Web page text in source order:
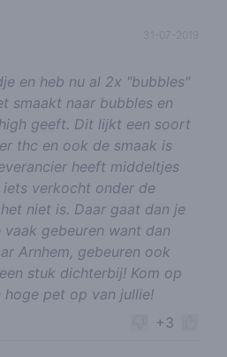
31-07-2019
en heb nu al 2x "bubbles"
smaakt naar bubbles en
geeft. Dit lijkt een soort
thc en ook de smaak is
heeft middeltjes
verkocht onder de
niet is. Daar gaat dan je
gebeuren want dan
Arnhem, gebeuren ook
stuk dichterbij! Kom op
pet op van jullie!
+3